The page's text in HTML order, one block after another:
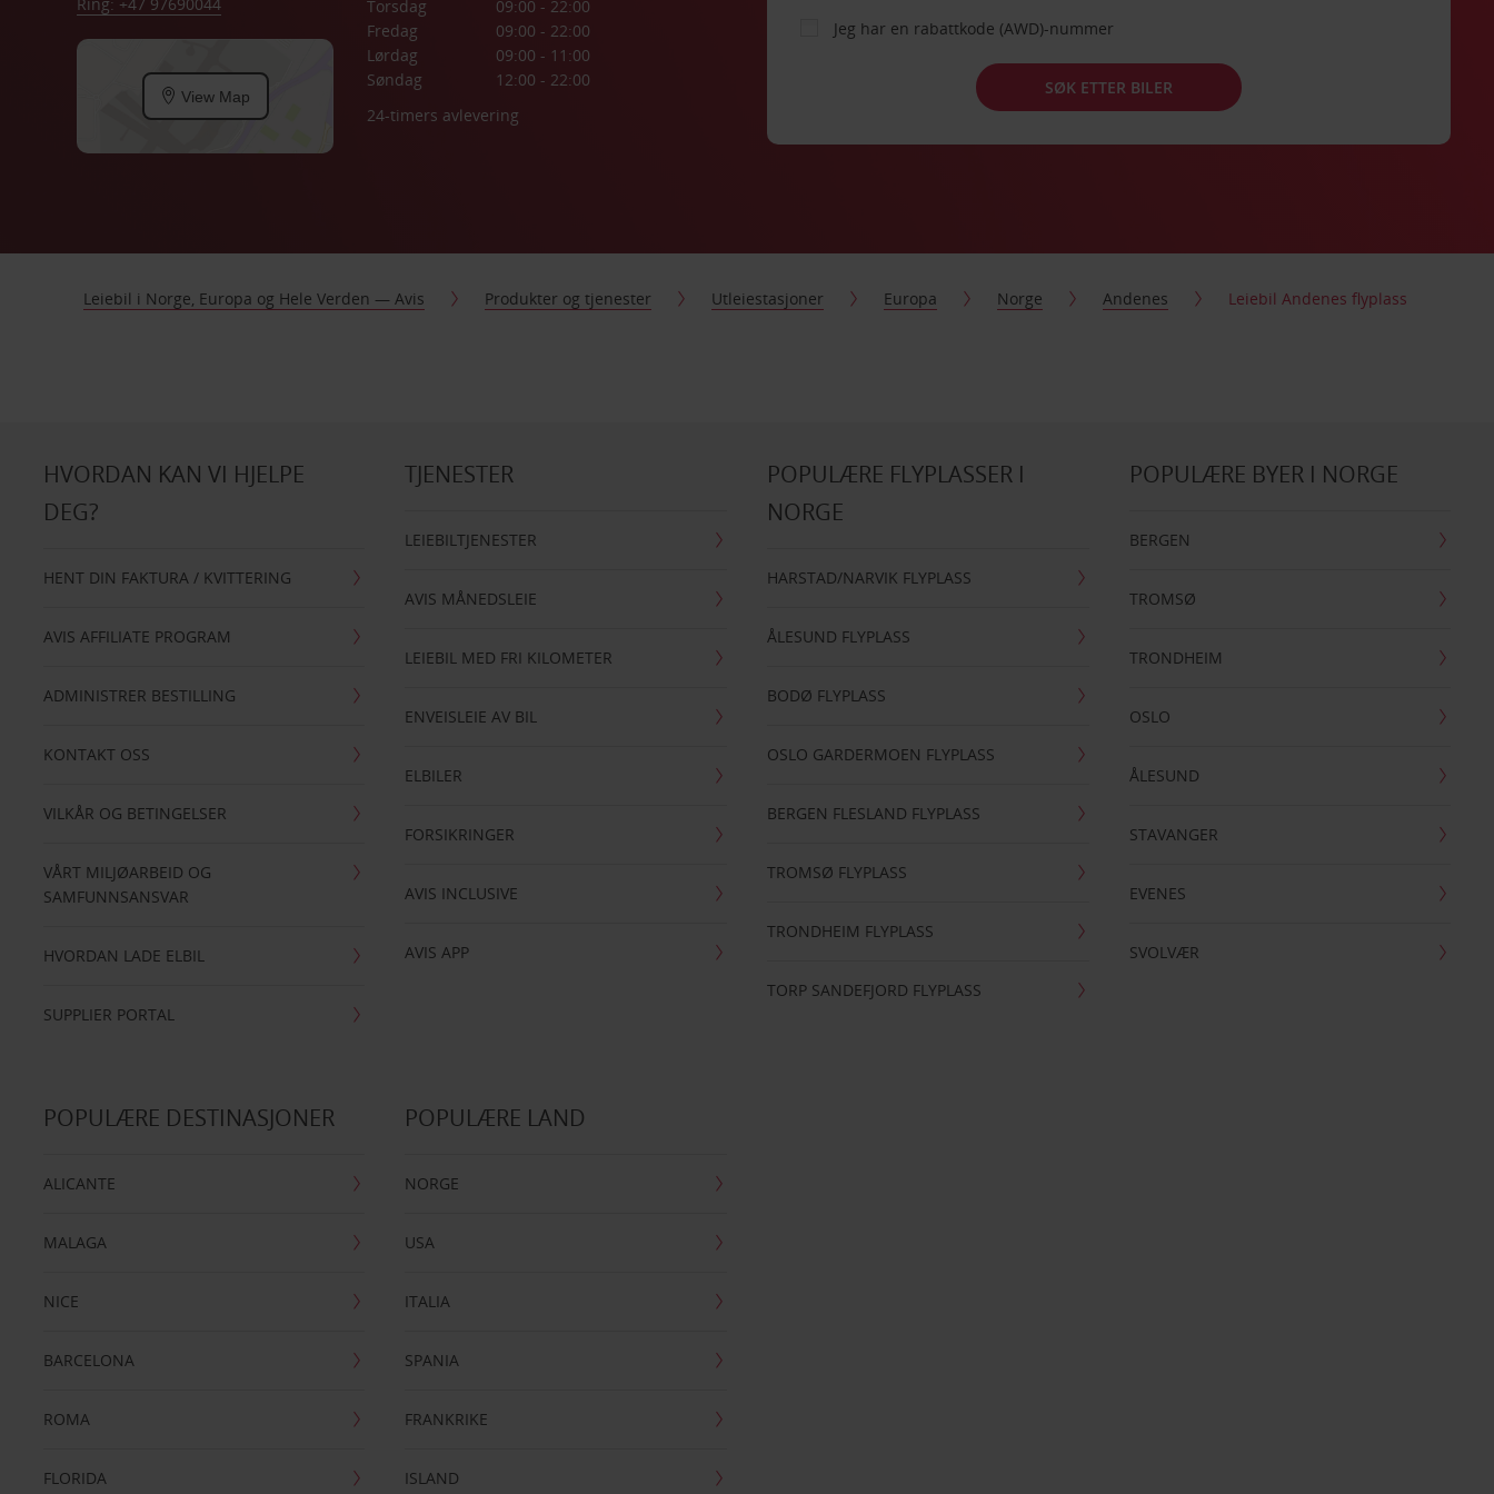
View Map
Torsdag
09:00 - 22:00
Fredag
09:00 - 22:00
Lørdag
09:00 - 11:00
Søndag
12:00 - 22:00
24-timers avlevering
Jeg har en rabattkode (AWD)-nummer
SØK ETTER BILER
Leiebil i Norge, Europa og Hele Verden — Avis Produkter og tjenester Utleiestasjoner Europa Norge Andenes Leiebil Andenes flyplass
HVORDAN KAN VI HJELPE
DEG?
HENT DIN FAKTURA / KVITTERING
AVIS AFFILIATE PROGRAM
ADMINISTRER BESTILLING
KONTAKT OSS
VILKÅR OG BETINGELSER
VÅRT MILJØARBEID OG
SAMFUNNSANSVAR
HVORDAN LADE ELBIL
SUPPLIER PORTAL
TJENESTER
LEIEBILTJENESTER
AVIS MÅNEDSLEIE
LEIEBIL MED FRI KILOMETER
ENVEISLEIE AV BIL
ELBILER
FORSIKRINGER
AVIS INCLUSIVE
AVIS APP
POPULÆRE FLYPLASSER I
NORGE
HARSTAD/NARVIK FLYPLASS
ÅLESUND FLYPLASS
BODØ FLYPLASS
OSLO GARDERMOEN FLYPLASS
BERGEN FLESLAND FLYPLASS
TROMSØ FLYPLASS
TRONDHEIM FLYPLASS
TORP SANDEFJORD FLYPLASS
POPULÆRE BYER I NORGE
BERGEN
TROMSØ
TRONDHEIM
OSLO
ÅLESUND
STAVANGER
EVENES
SVOLVÆR
POPULÆRE DESTINASJONER
ALICANTE
MALAGA
NICE
BARCELONA
ROMA
FLORIDA
POPULÆRE LAND
NORGE
USA
ITALIA
SPANIA
FRANKRIKE
ISLAND